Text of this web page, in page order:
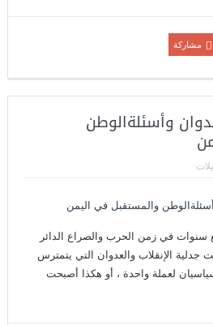
مشاركة
وأسئلةالوطن
في زمن الحرب والصراع الدائر
جدلية الإنقلاب والعدوان التي يتمترس
لعملة واحدة ، أو هكذا أصبحت